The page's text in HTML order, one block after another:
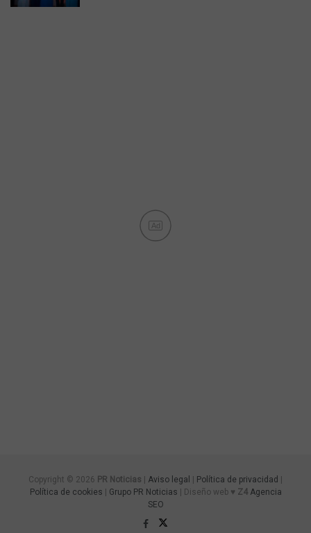
Ad
Copyright © 2026 PR Noticias Aviso legal Política de privacidad
Política de cookies
Grupo PR Noticias | Diseño web ♥ Z4 Agencia
SEO